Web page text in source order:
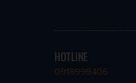
HOTLINE
0918999406